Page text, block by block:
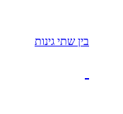
בין שתי גינות